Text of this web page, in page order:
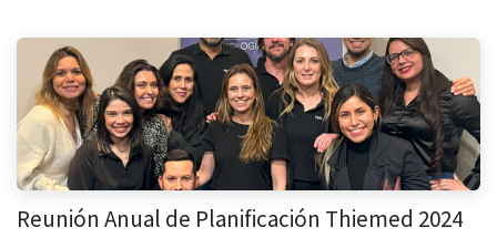
Reunión Anual de Planificación Thiemed 2024